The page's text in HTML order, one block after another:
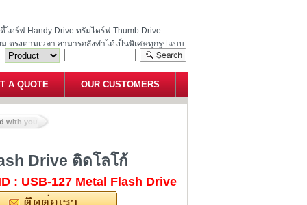
ดร์ฟ Handy Drive ทรัมไดร์ฟ Thumb Drive
ตรงตามเวลา สามารถสั่งทำได้เป็นพิเศษทุกรูปแบบ
A QUOTE OUR CUSTOMERS
with your Logo สั่งทำ Flash Drive ติดโลโก้
Drive ติดโลโก้
: USB-127 Metal Flash Drive